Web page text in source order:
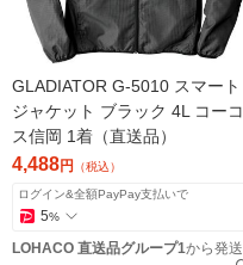
GLADIATOR G-5010 スマート
ジャケット ブラック 4L コーコ
ス信岡 1着（直送品）
4,488円 （税込）
ログイン&全額PayPay支払いで
5%
LOHACO 直送品グループ1から発送